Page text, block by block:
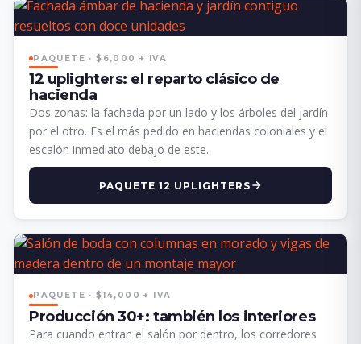
PAQUETE · $6,000 + IVA
12 uplighters: el reparto clásico de
hacienda
Dos zonas: la fachada por un lado y los árboles del jardín
por el otro. Es el más pedido en haciendas coloniales y el
escalón inmediato debajo de este.
PAQUETE 12 UPLIGHTERS
PAQUETE · $14,000 + IVA
Producción 30+: también los interiores
Para cuando entran el salón por dentro, los corredores